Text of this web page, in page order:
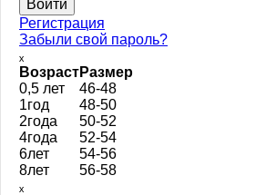
Регистрация
Забыли свой пароль?
ₓ
ВозрастРазмер
0,5 лет
46-48
1год
48-50
2года
50-52
4года
52-54
6лет
54-56
8лет
56-58
ₓ